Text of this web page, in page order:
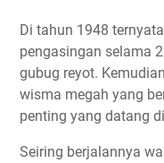
Di tahun 1948
pengasingan selama
gubug reyot.
wisma megah yang
penting yang datang
Seiring berjalannya